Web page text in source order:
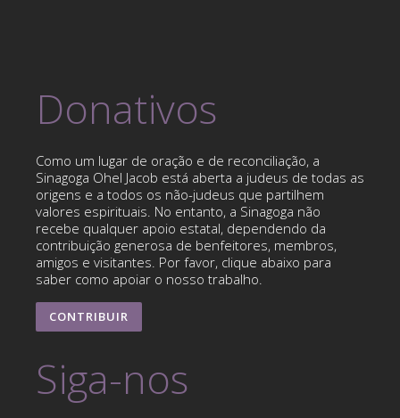
Donativos
Como um lugar de oração e de reconciliação, a
Sinagoga Ohel Jacob está aberta a judeus de todas as
origens e a todos os não-judeus que partilhem
valores espirituais. No entanto, a Sinagoga não
recebe qualquer apoio estatal, dependendo da
contribuição generosa de benfeitores, membros,
amigos e visitantes. Por favor, clique abaixo para
saber como apoiar o nosso trabalho.
CONTRIBUIR
Siga-nos